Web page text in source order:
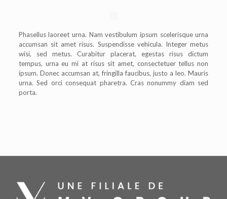
Phasellus laoreet urna. Nam vestibulum ipsum scelerisque urna
accumsan sit amet risus. Suspendisse vehicula. Integer metus
wisi, sed metus. Curabitur placerat, egestas risus dictum
tempus, urna eu mi at risus sit amet, consectetuer tellus non
ipsum. Donec accumsan at, fringilla faucibus, justo a leo. Mauris
urna. Sed orci consequat pharetra. Cras nonummy diam sed
porta.